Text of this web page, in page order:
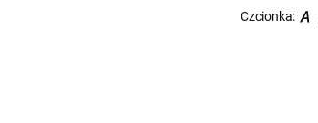
Czcionka: